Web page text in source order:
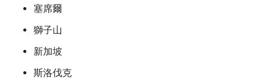
塞席爾
獅子山
新加坡
斯洛伐克